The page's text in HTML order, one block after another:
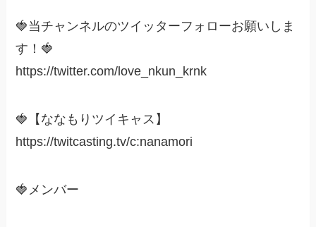
🍓当チャンネルのツイッターフォローお願いしま
す！🍓
https://twitter.com/love_nkun_krnk
🍓【ななもりツイキャス】
https://twitcasting.tv/c:nanamori
🍓メンバー